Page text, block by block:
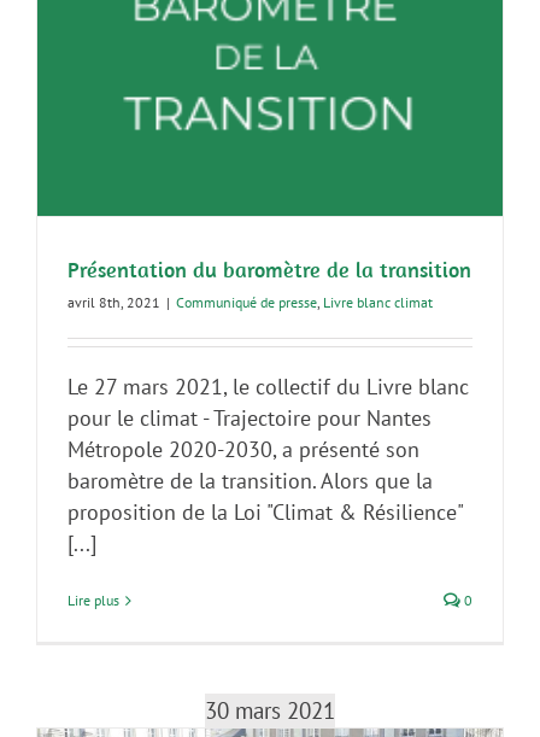
Présentation du baromètre de la transition
avril 8th, 2021 | Communiqué de presse Livre blanc climat
Le 27 mars 2021, le collectif du Livre blanc
pour le climat - Trajectoire pour Nantes
Métropole 2020-2030, a présenté son
baromètre de la transition. Alors que la
proposition de la Loi "Climat & Résilience"
[...]
Lire plus 0
30 mars 2021